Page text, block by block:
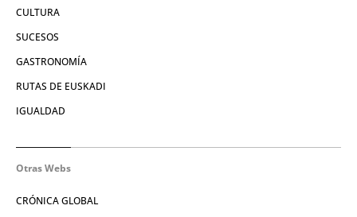
CULTURA
SUCESOS
GASTRONOMÍA
RUTAS DE EUSKADI
IGUALDAD
Otras Webs
CRÓNICA GLOBAL